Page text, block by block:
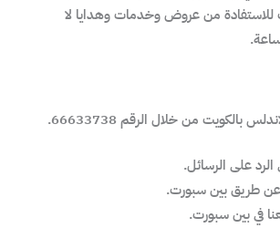
بالكويت للاستفادة من عروض وخدمات وهدايا لا
بالكويت من خلال الرقم 66633738.
على الرسائل.
طريق بين سبورت.
في بين سبورت.